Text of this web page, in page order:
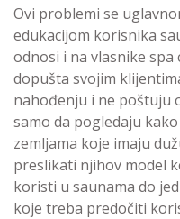
Ovi problemi se
edukacijom korisnika
odnosi i na vlasnike
dopušta svojim
nahođenju i ne poštuju
samo da pogledaju
zemljama koje imaju
preslikati njihov model
koristi u saunama do
koje treba predočiti